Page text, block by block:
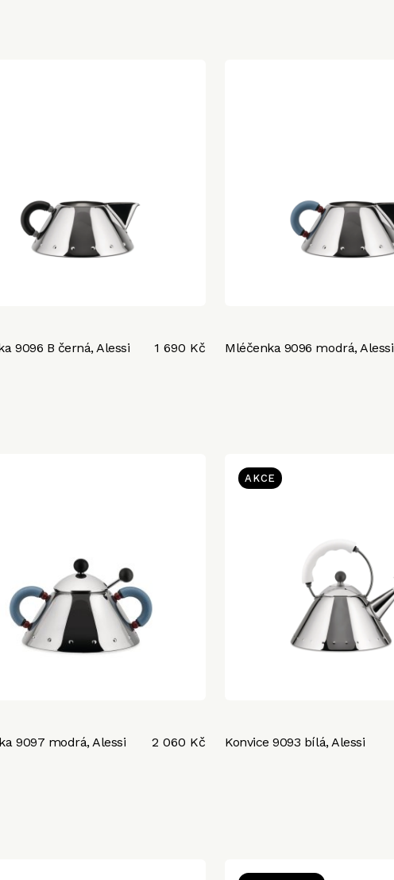
9096 B černá, Alessi 1 690 Kč Mléčenka 9096 modrá, Alessi
9097 modrá, Alessi 2 060 Kč
AKCE
Konvice 9093 bílá, Alessi